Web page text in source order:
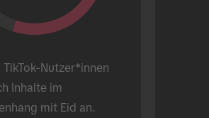
TikTok-Nutzer*innen
Inhalte im
mit Eid an.